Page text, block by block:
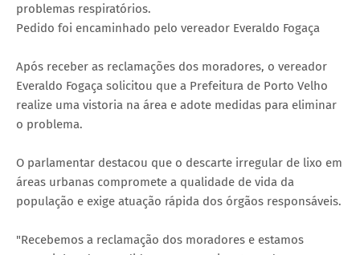
problemas respiratórios.
Pedido foi encaminhado pelo vereador Everaldo Fogaça
Após receber as reclamações dos moradores, o vereador
Everaldo Fogaça solicitou que a Prefeitura de Porto Velho
realize uma vistoria na área e adote medidas para eliminar
o problema.
O parlamentar destacou que o descarte irregular de lixo em
áreas urbanas compromete a qualidade de vida da
população e exige atuação rápida dos órgãos responsáveis.
"Recebemos a reclamação dos moradores e estamos